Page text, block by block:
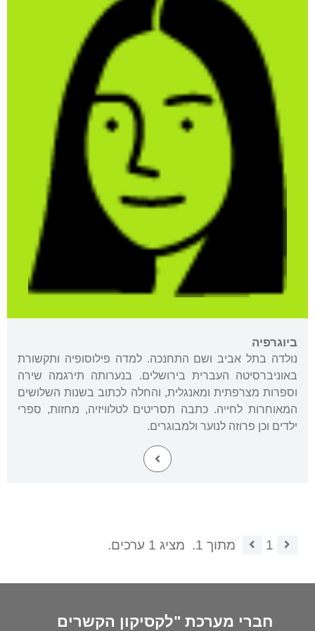
ביוגרפיה
נולדה בתל אביב ושם התחנכה. למדה פילוסופיה ותקשורת
באוניברסיטה העברית בירושלים. בנערותה תירגמה שירה
וספרות מצרפתית ומאנגלית, והחלה לכתוב בשנות השלושים
המאוחרות לחייה. כתבה תסריטים לטלוויזיה, מחזות, ספרי
ילדים וכן פרוזה לנוער ולמבוגרים.
1 מתוך 1. מציג 1 ערכים.
חברי מערכת "לקסיקון הקשרים